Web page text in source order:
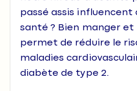
passé assis
santé ? Bien manger et
permet de réduire le
maladies
diabète de type 2.